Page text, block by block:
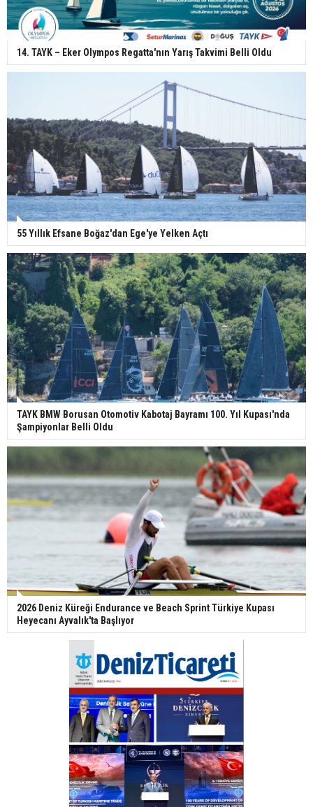
14. TAYK – Eker Olympos Regatta'nın Yarış Takvimi Belli Oldu
55 Yıllık Efsane Boğaz'dan Ege'ye Yelken Açtı
TAYK BMW Borusan Otomotiv Kabotaj Bayramı 100. Yıl Kupası'nda
Şampiyonlar Belli Oldu
2026 Deniz Küreği Endurance ve Beach Sprint Türkiye Kupası
Heyecanı Ayvalık'ta Başlıyor